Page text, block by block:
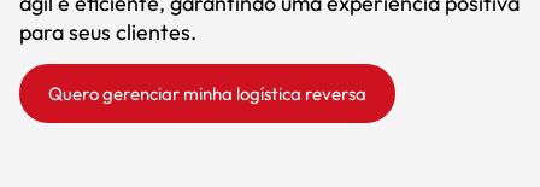
para seus clientes.
Quero gerenciar minha logística reversa